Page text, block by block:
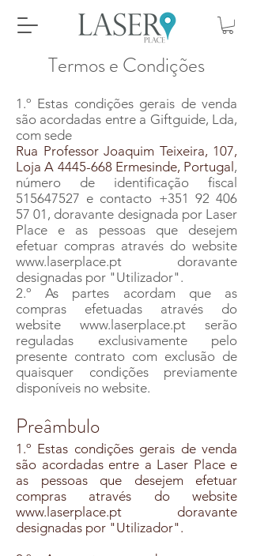
Termos e Condições
1.º Estas condições gerais de venda
são acordadas entre a Giftguide, Lda,
com sede
Rua Professor Joaquim Teixeira, 107,
Loja A 4445-668Ermesinde, Portugal,
número de identificação fiscal
515647527 e contacto +351 92 406
57 01 , doravante designada por Laser
Place e as pessoas que desejem
efetuar compras através do website
www.laserplace.pt doravante
designadas por "Utilizador".
2.º As partes acordam que as
compras efetuadas através do
website www.laserplace.pt serão
reguladas exclusivamente pelo
presente contrato com exclusão de
quaisquer condições previamente
disponíveis no website.
Preâmbulo
1.º Estas condições gerais de venda
são acordadas entre a Laser Place e
as pessoas que desejem efetuar
compras através do website
www.laserplace.pt doravante
designadas por "Utilizador".